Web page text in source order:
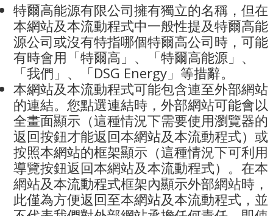
特爾高能源有限公司擁有獨立的名稱，但在
本網站及本流動程式中一般性提及特爾高能
源公司或沒有特指哪個特爾高公司時，可能
有時會用「特爾高」、「特爾高能源」、
「我們」、「DSG Energy 」等措辭。
本網站及本流動程式可能包含連至外部網站
的連結。您點選連結時，外部網站可能會以
全畫面顯示（這種情況下需要使用瀏覽器的
返回按鈕才能返回本網站及本流動程式）或
按照本網站的框架顯示（這種情況下可利用
導覽按鈕返回本網站及本流動程式）。在本
網站及本流動程式框架內顯示外部網站時，
此僅為方便返回至本網站及本流動程式，並